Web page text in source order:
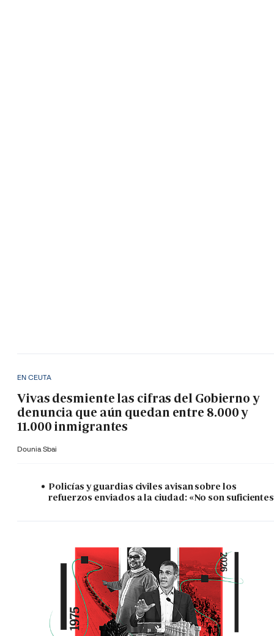
EN CEUTA
Vivas desmiente las cifras del Gobierno y
denuncia que aún quedan entre 8.000 y
11.000 inmigrantes
Dounia Sbai
Policías y guardias civiles avisan sobre los
refuerzos enviados a la ciudad: «No son